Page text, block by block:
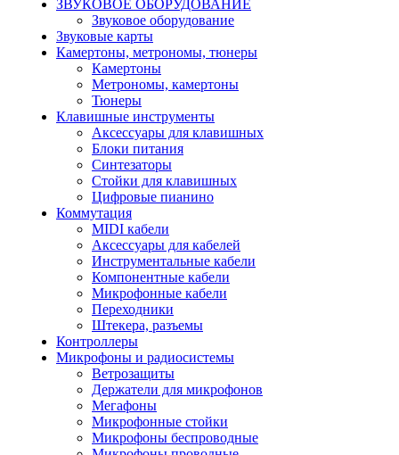
ЗВУКОВОЕ ОБОРУДОВАНИЕ
Звуковое оборудование
Звуковые карты
Камертоны, метрономы, тюнеры
Камертоны
Метрономы, камертоны
Тюнеры
Клавишные инструменты
Аксессуары для клавишных
Блоки питания
Синтезаторы
Стойки для клавишных
Цифровые пианино
Коммутация
MIDI кабели
Аксессуары для кабелей
Инструментальные кабели
Компонентные кабели
Микрофонные кабели
Переходники
Штекера, разъемы
Контроллеры
Микрофоны и радиосистемы
Ветрозащиты
Держатели для микрофонов
Мегафоны
Микрофонные стойки
Микрофоны беспроводные